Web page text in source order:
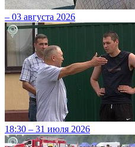
– 03 августа 2026
18:30 – 31 июля 2026